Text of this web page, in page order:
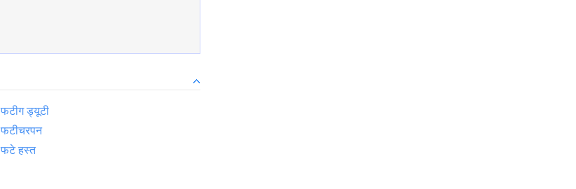
फटीग ड्यूटी
फटीचरपन
फटे हस्त